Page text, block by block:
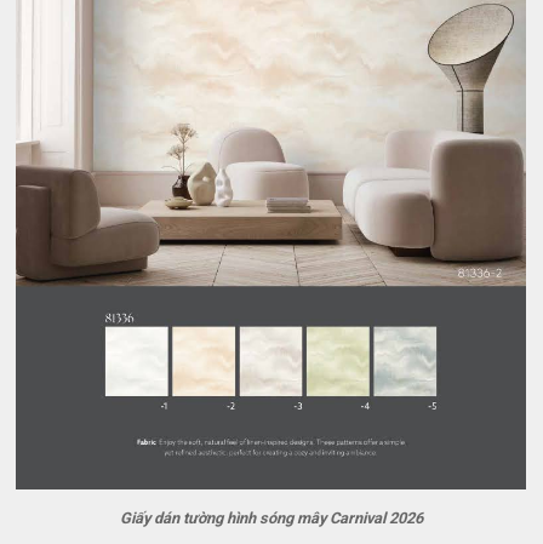
Giấy dán tường hình sóng mây Carnival 2026